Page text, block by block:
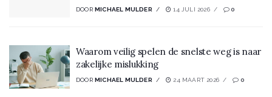
DOOR MICHAEL MULDER 14 JULI 2026 0
Waarom veilig spelen de snelste weg is naar
zakelijke mislukking
DOOR MICHAEL MULDER 24 MAART 2026 0